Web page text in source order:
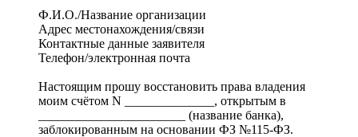
Ф.И.О./Название организации
Адрес местонахождения/связи
Контактные данные заявителя
Телефон/электронная почта
Настоящим прошу восстановить права владения
моим счётом N ______________, открытым в
_______________________ (название банка),
заблокированным на основании ФЗ №115-ФЗ.